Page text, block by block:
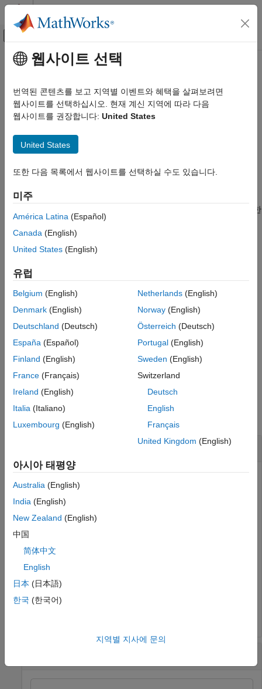
콘텐츠로 바로 가기
오프캔버스 탐색 메뉴 토글
문서 홈
소프트웨어 개발
코드 디버그 및 개선하기
timeit
설명
입력 인수
팁
확장 기능
참고 항목
주요 콘텐츠
timeit
함수 실행에 필요한 시간 측정
구문
t = timeit(f,numOutputs)
설명
로 지정된 함수를 실행하는 데 필요한
시간(단위: 초)을 측정합니다.
수행하기 위해 지정된 함수를 여러 번 호출하고 측정한 값의
중앙값을 반환합니다. 함수의 실행 시간이 빠르다면
예제
t = timeit(f,numOutputs numOutputs만큼의 원하는 출력값
를 호출합니다. 기본적으로
출력값이 나오도록 함수
를 호출합니다. 단, 함수가 출력값을
반환하지 않는 경우 출력값이 나오지 않습니다.
예제
현재 날짜를 가져오는 데 필요한 시간 확인하기
측정합니다. 이 예제에서는 입력값을 받지 않는 함수에 대한
핸들을 사용합니다.
f = @date;
t =
웹사이트 선택
번역된 콘텐츠를 보고 지역별 이벤트와 혜택을 살펴보려면
웹사이트를 선택하십시오. 현재 계신 지역에 따라 다음
웹사이트를 권장합니다: United States
United States
또한 다음 목록에서 웹사이트를 선택하실 수도 있습니다.
미주
América Latina (Español)
Canada (English)
United States (English)
유럽
Belgium (English)
Denmark (English)
Deutschland (Deutsch)
España (Español)
Finland (English)
France (Français)
Ireland (English)
Italia (Italiano)
Luxembourg (English)
Netherlands(English)
Norway(English)
Österreich (Deutsch)
Portugal(English)
Sweden (English)
Switzerland
Deutsch
English
Français
United Kingdom (English)
아시아 태평양
Australia (English)
India (English)
New Zealand (English)
中国
简体中文
English
日本 (日本語)
한국 (한국어)
지역별 지사에 문의